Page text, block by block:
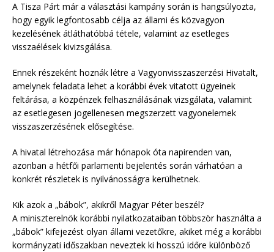
A Tisza Párt már a választási kampány során is hangsúlyozta,
hogy egyik legfontosabb célja az állami és közvagyon
kezelésének átláthatóbbá tétele, valamint az esetleges
visszaélések kivizsgálása.
Ennek részeként hoznák létre a Vagyonvisszaszerzési Hivatalt,
amelynek feladata lehet a korábbi évek vitatott ügyeinek
feltárása, a közpénzek felhasználásának vizsgálata, valamint
az esetlegesen jogellenesen megszerzett vagyonelemek
visszaszerzésének elősegítése.
A hivatal létrehozása már hónapok óta napirenden van,
azonban a hétfői parlamenti bejelentés során várhatóan a
konkrét részletek is nyilvánosságra kerülhetnek.
Kik azok a „bábok”, akikről Magyar Péter beszél?
A miniszterelnök korábbi nyilatkozataiban többször használta a
„bábok” kifejezést olyan állami vezetőkre, akiket még a korábbi
kormányzati időszakban neveztek ki hosszú időre különböző